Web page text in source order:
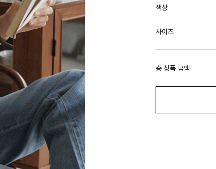
색상
사이즈
총 상품 금액